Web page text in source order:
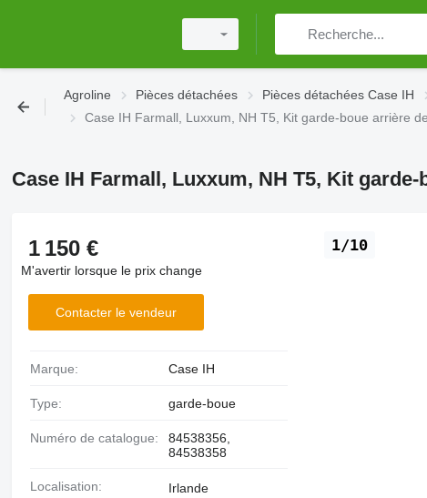
Agroline Pièces détachées Pièces détachées Case IH
Case IH Farmall, Luxxum, NH T5, Kit garde-boue arrière
Case IH Farmall, Luxxum, NH T5, Kit
1/10
1 150 €
M'avertir lorsque le prix change
Contacter le vendeur
Marque: Case IH
Type: garde-boue
Numéro de catalogue:
84538356,
84538358
Localisation:
Irlande